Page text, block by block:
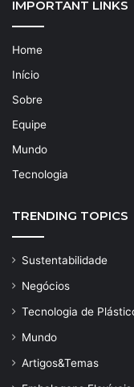
IMPORTANT LINKS
Home
Início
Sobre
Equipe
Mundo
Tecnologia
TRENDING TOPICS
Sustentabilidade
Negócios
Tecnologia de
Mundo
Artigos&Temas